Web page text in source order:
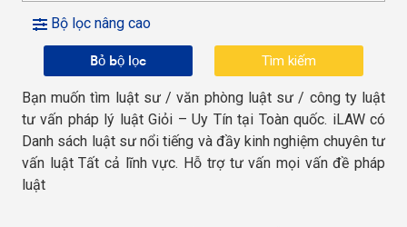
Bộ lọc nâng cao
Bỏ bộ lọc
Bạn muốn tìm luật sư / văn phòng luật sư / công ty luật
tư vấn pháp lý luật Giỏi – Uy Tín tại Toàn quốc. iLAW có
Danh sách luật sư nổi tiếng và đầy kinh nghiệm chuyên tư
vấn luật Tất cả lĩnh vực. Hỗ trợ tư vấn mọi vấn đề pháp
luật